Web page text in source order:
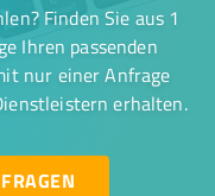
Finden Sie aus 1
Ihren passenden
nur einer Anfrage
erhalten.